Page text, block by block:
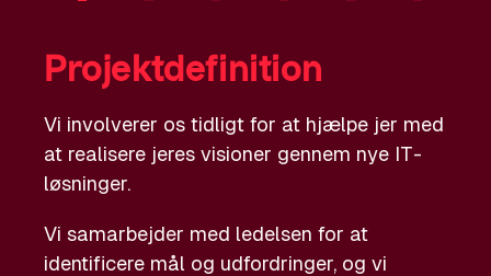
Projektdefinition
Vi involverer os tidligt for at hjælpe jer med
at realisere jeres visioner gennem nye IT-
løsninger.
Vi samarbejder med ledelsen for at
identificere mål og udfordringer, og vi